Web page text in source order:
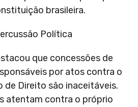
brasileira.
Política
que concessões de
por atos contra o
de Direito são inaceitáveis.
atentam contra o próprio